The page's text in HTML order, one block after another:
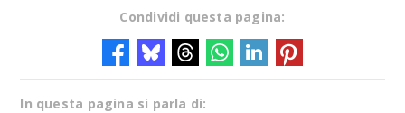
Condividi questa pagina:
In questa pagina si parla di: